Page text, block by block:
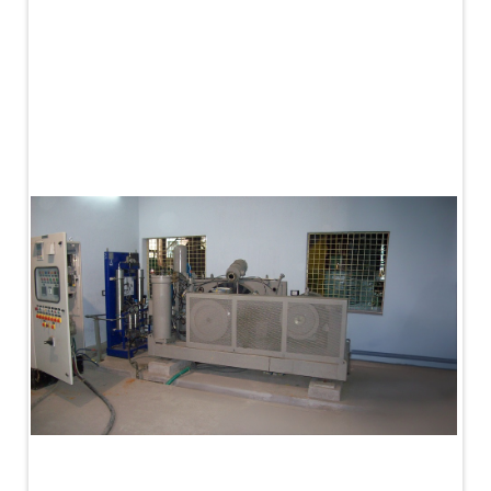
Supply Of Suction Lubrication System For 1000Hp
Mobile Hydraulic Flushing Rig
Hydraulic Powerpack And Actuator System
Manufacturer
Mobile Test Facility For Aircraft Engines
Test Rig For OBIGGS
Oxygen Enrichment Facility
Stun Shell Composition Filling & Assembling
Machine
Tube Pressurization Test Setup
Hydraulic Hose/Tube Proof Test Stand